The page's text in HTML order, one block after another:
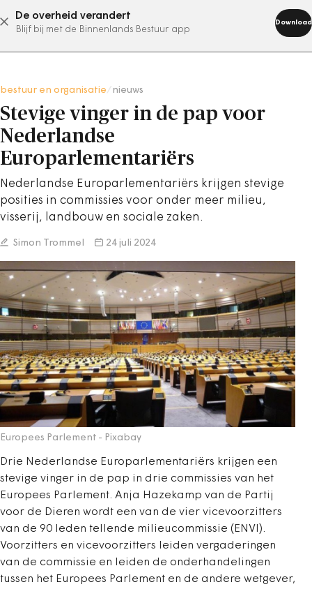
De overheid verandert
Blijf bij met de Binnenlands Bestuur app
Download
abonneer nu
bestuur en organisatie nieuws
Stevige vinger in de pap voor
Nederlandse
Europarlementariërs
Nederlandse Europarlementariërs krijgen stevige
posities in commissies voor onder meer milieu,
visserij, landbouw en sociale zaken.
Simon Trommel 24 juli 2024
Europees Parlement - Pixabay
Drie Nederlandse Europarlementariërs krijgen een
stevige vinger in de pap in drie commissies van het
Europees Parlement. Anja Hazekamp van de Partij
voor de Dieren wordt een van de vier vicevoorzitters
van de 90 leden tellende milieucommissie (ENVI).
Voorzitters en vicevoorzitters leiden vergaderingen
van de commissie en leiden de onderhandelingen
tussen het Europees Parlement en de andere wetgever,